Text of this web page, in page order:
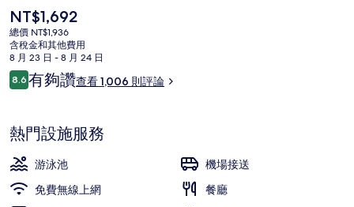
巴山站只需要 8 分鐘，到地鐵歌劇院站也只要 9 分鐘。
目
前
的
價
格
是
NT$1,692
總價 NT$1,936
含稅金和其他費用
8 月 23 日 - 8 月 24 日
評
論
8.68.6 分，滿分 10 分，
有夠讚查看 1,006 則評論
熱門設施服務
游泳池
機場接送
免費無線上網
餐廳